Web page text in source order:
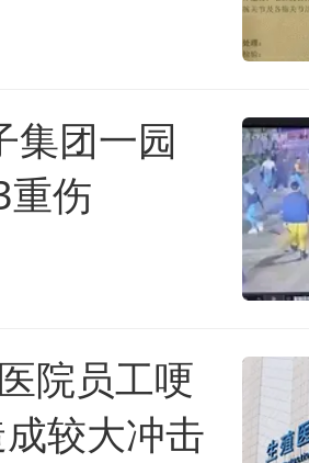
集团一园
重伤
院员工哽
较大冲击